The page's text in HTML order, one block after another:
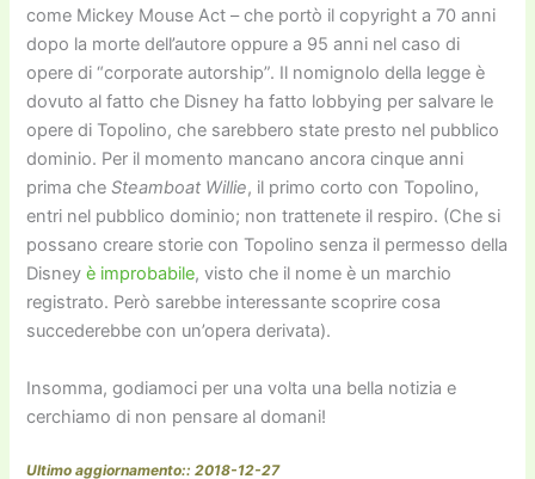
come Mickey Mouse Act – che portò il copyright a 70 anni
dopo la morte dell’autore oppure a 95 anni nel caso di
opere di “corporate autorship”. Il nomignolo della legge è
dovuto al fatto che Disney ha fatto lobbying per salvare le
opere di Topolino, che sarebbero state presto nel pubblico
dominio. Per il momento mancano ancora cinque anni
prima cheSteamboat Willie, il primo corto con Topolino,
entri nel pubblico dominio; non trattenete il respiro. (Che si
possano creare storie con Topolino senza il permesso della
Disneyè improbabile, visto che il nome è un marchio
registrato. Però sarebbe interessante scoprire cosa
succederebbe con un’opera derivata).
Insomma, godiamoci per una volta una bella notizia e
cerchiamo di non pensare al domani!
Ultimo aggiornamento:: 2018-12-27